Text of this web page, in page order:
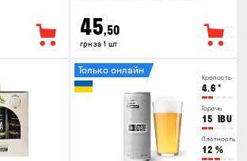
45,50
грн за 1 шт
Крепость
4.6 °
Горечь
15 IBU
Плотность
12 %
Только онлайн